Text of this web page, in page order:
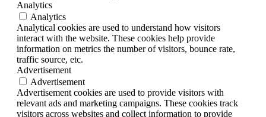
Analytics
Analytics
Analytical cookies are used to understand how visitors
interact with the website. These cookies help provide
information on metrics the number of visitors, bounce rate,
traffic source, etc.
Advertisement
Advertisement
Advertisement cookies are used to provide visitors with
relevant ads and marketing campaigns. These cookies track
visitors across websites and collect information to provide